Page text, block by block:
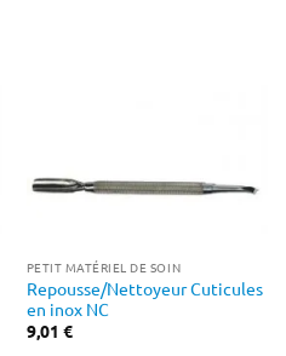
PETIT MATÉRIEL DE SOIN
Repousse/Nettoyeur Cuticules
en inox NC
9,01 €